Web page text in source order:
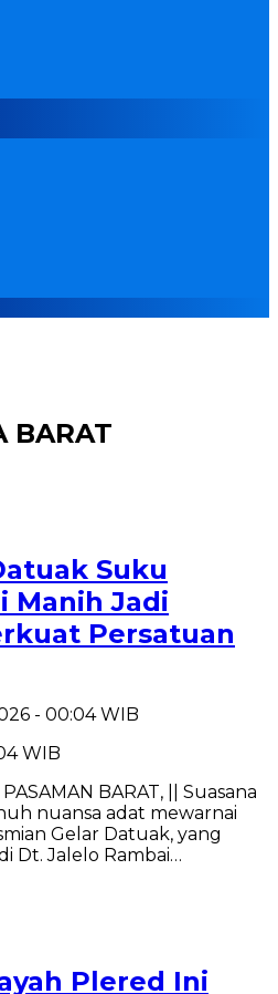
BARAT
Suku
Manih Jadi
Persatuan
- 00:04 WIB
WIB
BARAT, || Suasana
nuansa adat mewarnai
Gelar Datuak, yang
Dt. Jalelo Rambai…
Plered Ini